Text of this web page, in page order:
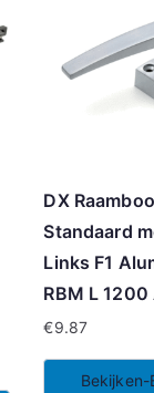
DX
Standaard
Links F1
RBM L 1200
€9.87
Bekijken-